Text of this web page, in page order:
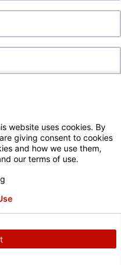
website uses cookies. By
giving consent to cookies
and how we use them,
our terms of use.